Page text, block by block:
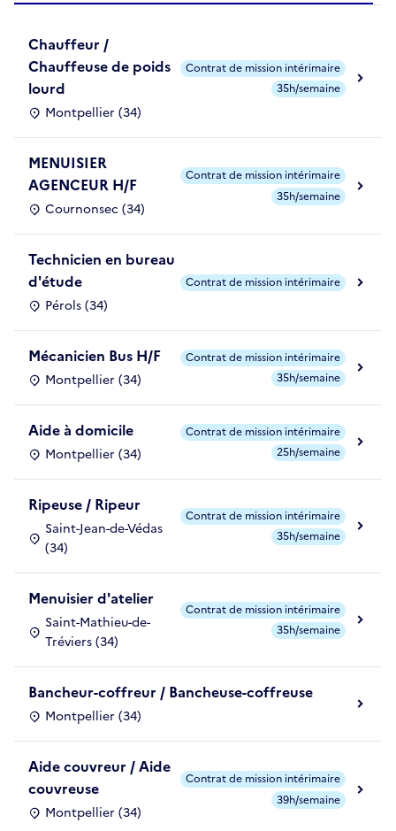
Chauffeur /
Chauffeuse de poids
lourd
Montpellier (34)
Contrat de mission intérimaire
35h/semaine
MENUISIER
AGENCEUR H/F
Cournonsec (34)
Contrat de mission intérimaire
35h/semaine
Technicien en bureau
d'étude
Pérols (34)
Contrat de mission intérimaire
Mécanicien Bus H/F
Montpellier (34)
Contrat de mission intérimaire
35h/semaine
Aide à domicile
Montpellier (34)
Contrat de mission intérimaire
25h/semaine
Ripeuse / Ripeur
Saint-Jean-de-Védas
(34)
Contrat de mission intérimaire
35h/semaine
Menuisier d'atelier
Saint-Mathieu-de-
Tréviers (34)
Contrat de mission intérimaire
35h/semaine
Bancheur-coffreur / Bancheuse-coffreuse
Montpellier (34)
Aide couvreur / Aide
couvreuse
Montpellier (34)
Contrat de mission intérimaire
39h/semaine